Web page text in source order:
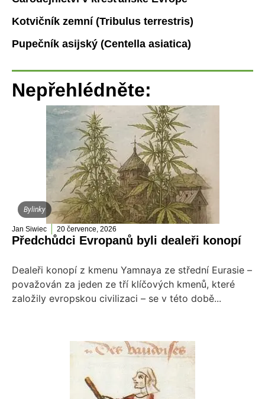
Kotvičník zemní (Tribulus terrestris)
Pupečník asijský (Centella asiatica)
Nepřehlédněte:
Bylinky
Jan Siwiec 20 července, 2026
Předchůdci Evropanů byli dealeři konopí
Dealeři konopí z kmenu Yamnaya ze střední Eurasie –
považován za jeden ze tří klíčových kmenů, které
založily evropskou civilizaci – se v této době...